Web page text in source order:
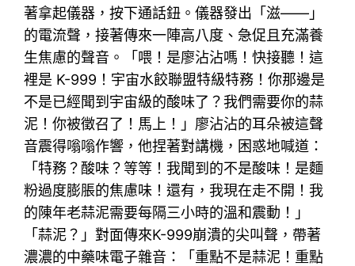
著拿起儀器，按下通話鈕。儀器發出「滋——」
的電流聲，接著傳來一陣高八度、急促且充滿養
生焦慮的聲音。「喂！是廖沾沾嗎！快接聽！這
裡是 K-999！宇宙水餃聯盟特級特務！你那邊是
不是已經聞到宇宙級的酸味了？我們需要你的蒜
泥！你被徵召了！馬上！」廖沾沾的耳朵被這聲
音震得嗡嗡作響，他捏著對講機，困惑地喊道：
「特務？酸味？等等！我聞到的不是酸味！是麵
粉過度膨脹的焦慮味！還有，我現在走不開！我
的陳年老蒜泥需要每隔三小時的溫和震動！」
「蒜泥？」對面傳來K-999崩潰的尖叫聲，帶著
濃濃的中藥味電子雜音：「重點不是蒜泥！重點